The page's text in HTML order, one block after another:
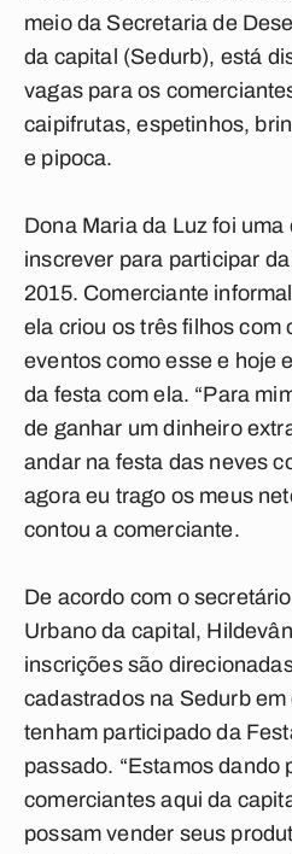
meio da Secretaria de
da capital (Sedurb), está
vagas para os
caipifrutas, espetinhos,
e pipoca.
Dona Maria da Luz foi
inscrever para participar
2015. Comerciante
ela criou os três filhos com
eventos como esse e hoje
da festa com ela. “Para
de ganhar um dinheiro
andar na festa das neves
agora eu trago os meus
contou a comerciante.
De acordo com o
Urbano da capital,
inscrições são
cadastrados na Sedurb
tenham participado da
passado. “Estamos dando
comerciantes aqui da
possam vender seus